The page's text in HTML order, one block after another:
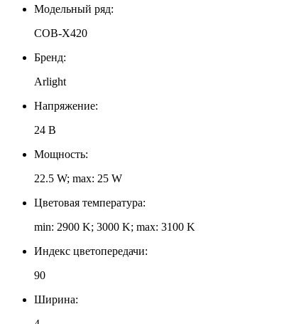
Модельный ряд:
COB-X420
Бренд:
Arlight
Напряжение:
24 В
Мощность:
22.5 W; max: 25 W
Цветовая температура:
min: 2900 K; 3000 K; max: 3100 K
Индекс цветопередачи:
90
Ширина: